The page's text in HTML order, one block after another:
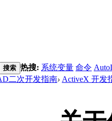
搜索 热搜: 系统变量 命令
二次开发指南› ActiveX 开发